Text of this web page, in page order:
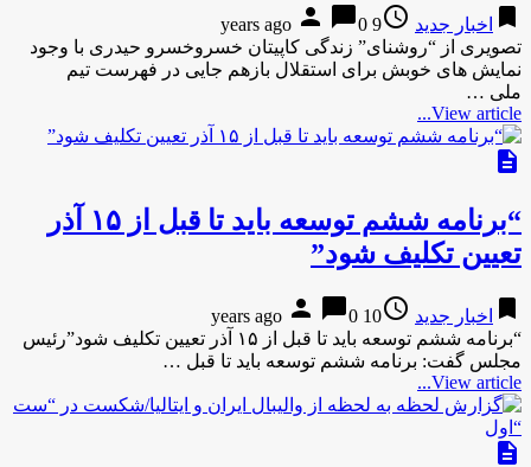
bookmark اخبار جدید access_time
9 years ago
person chat_bubble0
تصویری از “روشنای” زندگی کاپیتان خسروخسرو حیدری با وجود
نمایش های خوبش برای استقلال بازهم جایی در فهرست تیم
ملی …
View article...
description
“برنامه ششم توسعه باید تا قبل از ۱۵ آذر
تعیین تکلیف شود”
bookmark اخبار جدید access_time
10 years ago
person chat_bubble0
“برنامه ششم توسعه باید تا قبل از ۱۵ آذر تعیین تکلیف شود”رئیس
مجلس گفت: برنامه ششم توسعه باید تا قبل …
View article...
description